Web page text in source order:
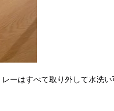
ーはすべて取り外して水洗